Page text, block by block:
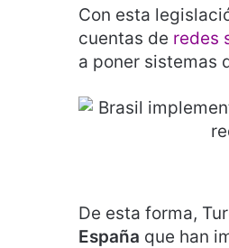
Con esta
cuentas de redes
a poner sistemas
De esta forma,
España que han